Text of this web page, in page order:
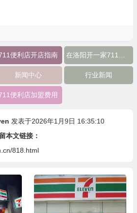
便利店开店指南
新闻中心 行业新闻
便利店加盟费用
发表于2026年1月9日 16:35:10
本文链接：
818.html